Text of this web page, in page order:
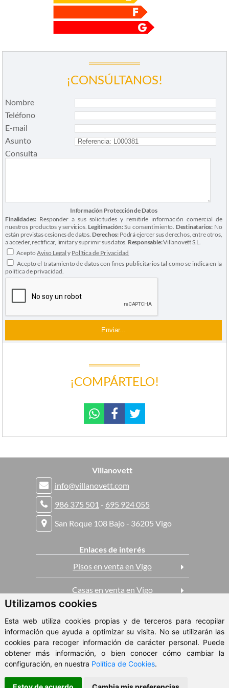
Utilizamos cookies
Esta web utiliza cookies propias y de terceros para recopilar
información que ayuda a optimizar su visita. No se utilizarán las
cookies para recoger información de carácter personal. Puede
obtener más información, o bien conocer cómo cambiar la
configuración, en nuestra Política de Cookies.
¡COMPÁRTELO!
¡CONSÚLTANOS!
Nombre
Teléfono
E-mail
Asunto
Consulta
Información Protección de Datos
Finalidades: Responder a sus solicitudes y remitirle información comercial de
nuestros productos y servicios. Legitimación:Su consentimiento. Destinatarios:No
están previstas cesiones de datos. Derechos: Podrá ejercer sus derechos, entre otros,
a acceder, rectificar, limitar y suprimir sus datos. Responsable:Villanovett S.L.
AceptoAviso Legal y Política de Privacidad
Acepto el tratamiento de datos con fines publicitarios tal como se indica en la
política de privacidad.
Villanovett
info@villanovett.com
986 375 501 - 695 924 055
San Roque 108 Bajo - 36205 Vigo
Enlaces de interés
Pisos en venta en Vigo
Casas en venta en Vigo
© 2026 - Villanovett
Aviso Legal-Política de privacidad